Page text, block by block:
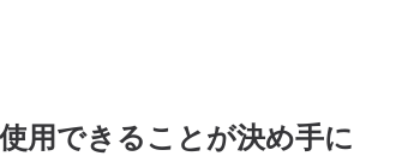
用できることが決め手に